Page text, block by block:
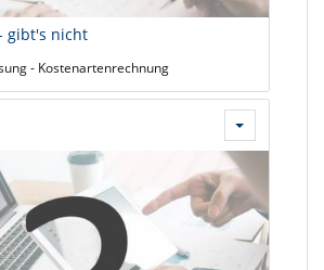
gibt's nicht
- Kostenartenrechnung